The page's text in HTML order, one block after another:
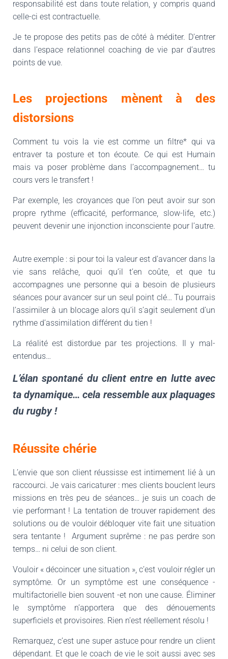
responsabilité est dans toute relation, y compris quand
celle-ci est contractuelle.
Je te propose des petits pas de côté à méditer. D’entrer
dans l’espace relationnel coaching de vie par d’autres
points de vue.
Les projections mènent à des
distorsions
Comment tu vois la vie est comme un filtre* qui va
entraver ta posture et ton écoute. Ce qui est Humain
mais va poser problème dans l’accompagnement… tu
cours vers le transfert !
Par exemple, les croyances que l’on peut avoir sur son
propre rythme (efficacité, performance, slow-life, etc.)
peuvent devenir une injonction inconsciente pour l’autre.
Autre exemple : si pour toi la valeur est d’avancer dans la
vie sans relâche, quoi qu’il t’en coûte, et que tu
accompagnes une personne qui a besoin de plusieurs
séances pour avancer sur un seul point clé… Tu pourrais
l’assimiler à un blocage alors qu’il s’agit seulement d’un
rythme d’assimilation différent du tien !
La réalité est distordue par tes projections. Il y mal-
entendus…
L’élan spontané du client entre en lutte avec
ta dynamique… cela ressemble aux plaquages
du rugby !
Réussite chérie
L’envie que son client réussisse est intimement lié à un
raccourci. Je vais caricaturer : mes clients bouclent leurs
missions en très peu de séances… je suis un coach de
vie performant ! La tentation de trouver rapidement des
solutions ou de vouloir débloquer vite fait une situation
sera tentante ! Argument suprême : ne pas perdre son
temps… ni celui de son client.
Vouloir « décoincer une situation », c’est vouloir régler un
symptôme. Or un symptôme est une conséquence -
multifactorielle bien souvent -et non une cause. Éliminer
le symptôme n’apportera que des dénouements
superficiels et provisoires. Rien n’est réellement résolu !
Remarquez, c’est une super astuce pour rendre un client
dépendant. Et que le coach de vie le soit aussi avec ses